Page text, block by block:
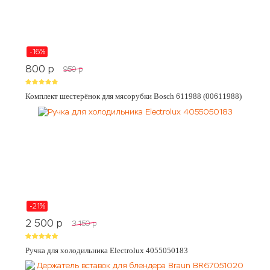
-16%
800 p 950 p
Комплект шестерёнок для мясорубки Bosch 611988 (00611988)
-21%
2 500 p 3 150 p
Ручка для холодильника Electrolux 4055050183